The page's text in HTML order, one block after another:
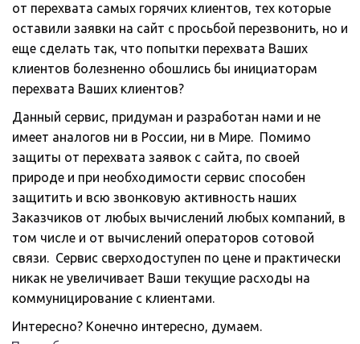
от перехвата самых горячих клиентов, тех которые
оставили заявки на сайт с просьбой перезвонить, но и
еще сделать так, что попытки перехвата Ваших
клиентов болезненно обошлись бы инициаторам
перехвата Ваших клиентов?
Данный сервис, придуман и разработан нами и не
имеет аналогов ни в России, ни в Мире.  Помимо
защиты от перехвата заявок с сайта, по своей
природе и при необходимости сервис способен
защитить и всю звонковую активность наших
Заказчиков от любых вычислений любых компаний, в
том числе и от вычислений операторов сотовой
связи.  Сервис сверходоступен по цене и практически
никак не увеличивает Ваши текущие расходы на
коммуницирование с клиентами.
Интересно? Конечно интересно, думаем.